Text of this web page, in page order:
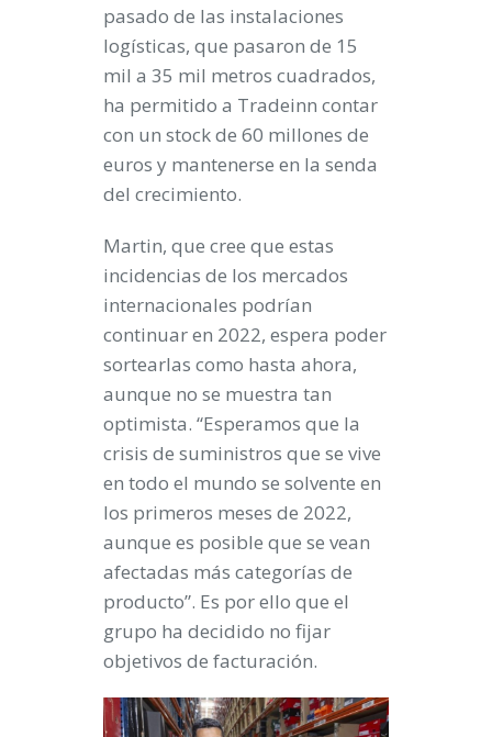
pasado de las instalaciones
logísticas, que pasaron de 15
mil a 35 mil metros cuadrados,
ha permitido a Tradeinn contar
con un stock de 60 millones de
euros y mantenerse en la senda
del crecimiento.
Martin, que cree que estas
incidencias de los mercados
internacionales podrían
continuar en 2022, espera poder
sortearlas como hasta ahora,
aunque no se muestra tan
optimista. “Esperamos que la
crisis de suministros que se vive
en todo el mundo se solvente en
los primeros meses de 2022,
aunque es posible que se vean
afectadas más categorías de
producto”. Es por ello que el
grupo ha decidido no fijar
objetivos de facturación.